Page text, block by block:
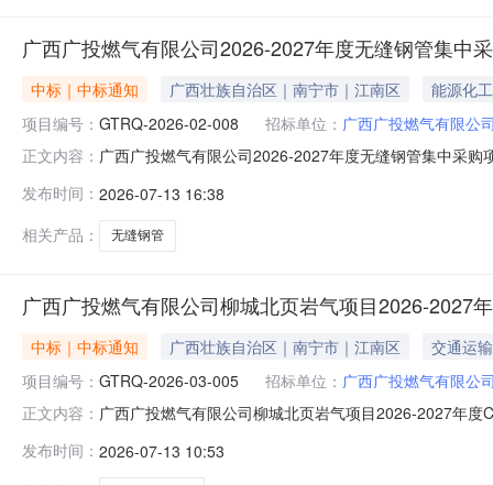
广西广投燃气有限公司2026-2027年度无缝钢管集中
中标｜中标通知 广西壮族自治区｜南宁市｜江南区
能源化工
项目编号： GTRQ-2026-02-008 招标单位： 广西广投燃气有限公
正文内容： 广西广投燃气有限公司2026-2027年度无缝钢管集中采
本公告发布之日起1个工作日三、监督部门本招标项目的
发布时间： 2026-07-13 16:38
相关产品：
无缝钢管
广西广投燃气有限公司柳城北页岩气项目2026-2027
中标｜中标通知 广西壮族自治区｜南宁市｜江南区
交通运输
项目编号： GTRQ-2026-03-005 招标单位： 广西广投燃气有限公
正文内容： 广西广投燃气有限公司柳城北页岩气项目2026-2027年
1320000(元)二、其他中标内容：广西广投燃气有限公司
发布时间： 2026-07-13 10:53